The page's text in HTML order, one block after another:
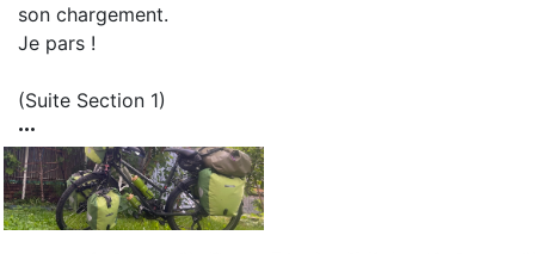
son chargement.
Je pars !
(Suite Section 1)